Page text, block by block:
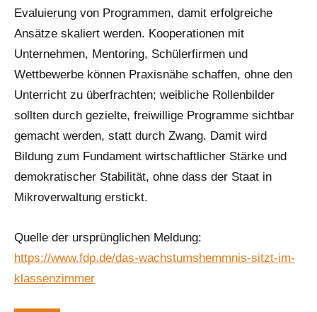
Evaluierung von Programmen, damit erfolgreiche
Ansätze skaliert werden. Kooperationen mit
Unternehmen, Mentoring, Schülerfirmen und
Wettbewerbe können Praxisnähe schaffen, ohne den
Unterricht zu überfrachten; weibliche Rollenbilder
sollten durch gezielte, freiwillige Programme sichtbar
gemacht werden, statt durch Zwang. Damit wird
Bildung zum Fundament wirtschaftlicher Stärke und
demokratischer Stabilität, ohne dass der Staat in
Mikroverwaltung erstickt.
Quelle der ursprünglichen Meldung:
https://www.fdp.de/das-wachstumshemmnis-sitzt-im-
klassenzimmer